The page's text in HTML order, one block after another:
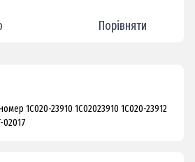
Порівняти
1C020-23910 1C02023910 1C020-23912
02017